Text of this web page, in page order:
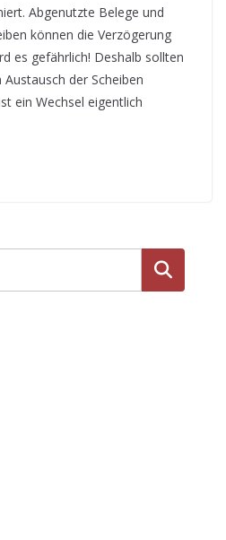
Abgenutzte Belege und
können die Verzögerung
es gefährlich! Deshalb sollten
der Scheiben
ein Wechsel eigentlich
Suche